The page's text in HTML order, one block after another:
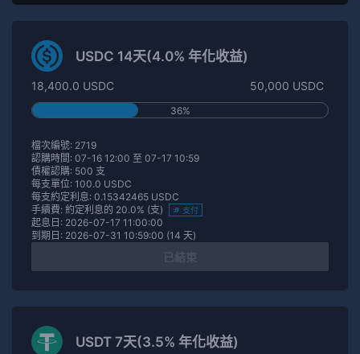
USDC 14天(4.0% 年化收益)
18,400.0 USDC 50,000 USDC
36%
檔次編號: 2719
認購時間: 07-16 12:00 至 07-17 10:59
債權認購: 500 支
每支單位: 100.0 USDC
每支約定利息: 0.15342465 USDC
手續費: 約定利息的 20.0% (支)
支付
起息日: 2026-07-17 11:00:00
到期日: 2026-07-31 10:59:00 (14 天)
USDT 7天(3.5% 年化收益)